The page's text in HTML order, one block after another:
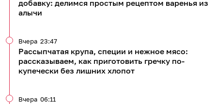
добавку: делимся простым рецептом варенья из
алычи
Рассыпчатая крупа, специи и нежное мясо:
рассказываем, как приготовить гречку по-
купечески без лишних хлопот
Вчера 23:47
Вчера 06:11